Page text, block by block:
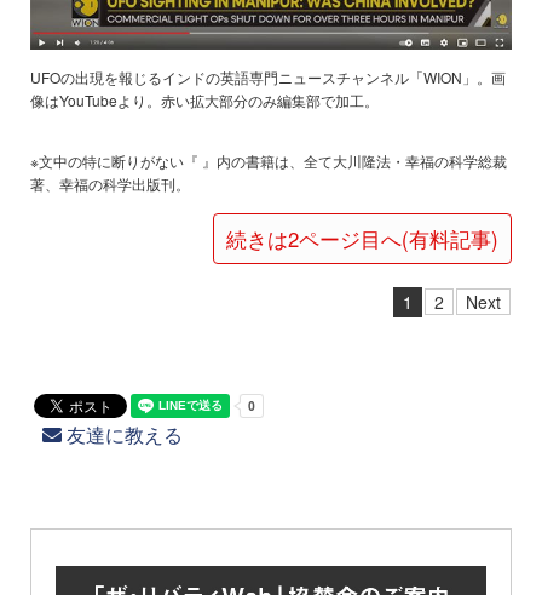
UFOの出現を報じるインドの英語専門ニュースチャンネル「WION」。画
像はYouTubeより。赤い拡大部分のみ編集部で加工。
※文中の特に断りがない『 』内の書籍は、全て大川隆法・幸福の科学総裁
著、幸福の科学出版刊。
続きは2ページ目へ(有料記事)
1 2 Next
友達に教える